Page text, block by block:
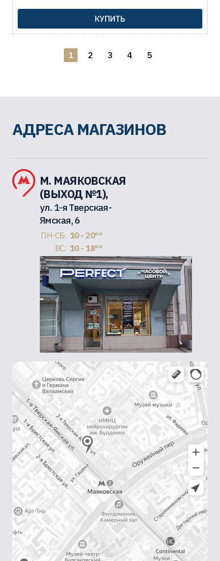
КУПИТЬ
1 2 3 4 5
АДРЕСА МАГАЗИНОВ
М. МАЯКОВСКАЯ
(ВЫХОД №1),
ул. 1-я Тверская-
Ямская, 6
ПН-СБ: 10 - 20ºº
ВС: 10 - 18ºº